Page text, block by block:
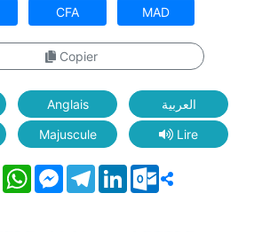
CFA MAD
Copier
Anglais
العربية
Majuscule Lire
FacebookWhatsAppMessenger
Telegram
LinkedInOutlook.com